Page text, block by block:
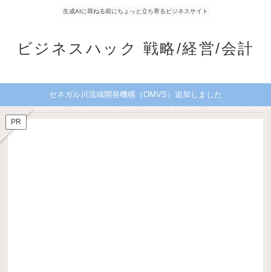
生成AIに尋ねる前にちょっと立ち寄るビジネスサイト
ビジネスハック 戦略/経営/会計
セネガル川流域開発機構（OMVS）追加しました
PR